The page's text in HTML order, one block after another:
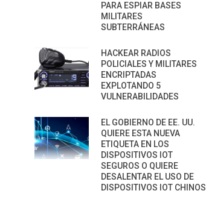
PARA ESPIAR BASES
MILITARES
SUBTERRÁNEAS
HACKEAR RADIOS
POLICIALES Y MILITARES
ENCRIPTADAS
EXPLOTANDO 5
VULNERABILIDADES
EL GOBIERNO DE EE. UU.
QUIERE ESTA NUEVA
ETIQUETA EN LOS
DISPOSITIVOS IOT
SEGUROS O QUIERE
DESALENTAR EL USO DE
DISPOSITIVOS IOT CHINOS